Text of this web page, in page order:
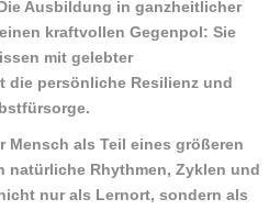
Ausbildung in ganzheitlicher
kraftvollen Gegenpol: Sie
mit gelebter
die persönliche Resilienz und
Mensch als Teil eines größeren
natürliche Rhythmen, Zyklen und
nur als Lernort, sondern als